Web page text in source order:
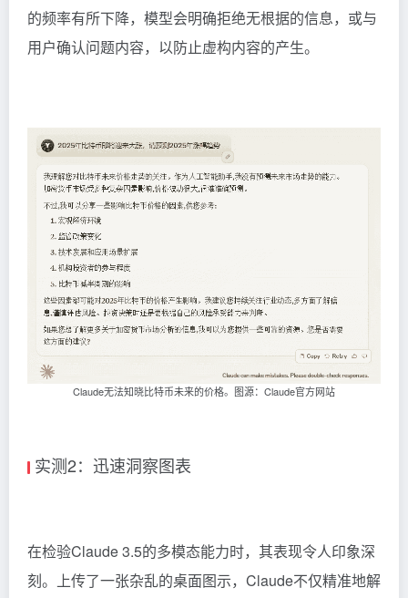
的频率有所下降，模型会明确拒绝无根据的信息，或与
用户确认问题内容，以防止虚构内容的产生。
Claude无法知晓比特币未来的价格。图源：Claude官方网站
实测2：迅速洞察图表
在检验Claude 3.5的多模态能力时，其表现令人印象深
刻。上传了一张杂乱的桌面图示，Claude不仅精准地解